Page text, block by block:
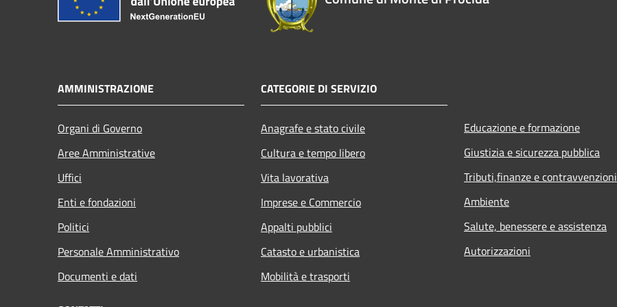
AMMINISTRAZIONE
Organi di Governo
Aree Amministrative
Uffici
Enti e fondazioni
Politici
Personale Amministrativo
Documenti e dati
CATEGORIE DI SERVIZIO
Anagrafe e stato civile
Cultura e tempo libero
Vita lavorativa
Imprese e Commercio
Appalti pubblici
Catasto e urbanistica
Mobilità e trasporti
Educazione e formazione
Giustizia e sicurezza pubblica
Tributi,finanze e contravvenzioni
Ambiente
Salute, benessere e assistenza
Autorizzazioni